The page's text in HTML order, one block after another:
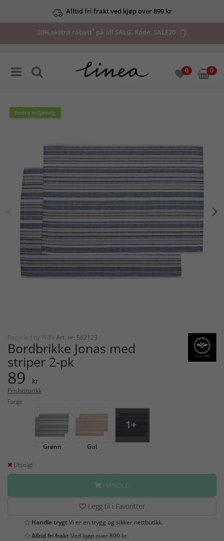
Alltid fri frakt ved kjøp over 899 kr
20% ekstra rabatt* på all SALG. Kode: SALE20
0 0
Bedre miljøvalg
Recycled by Wille Art. nr: 562123
Bordbrikke Jonas med
striper 2-pk
89 kr
Prishistorikk
Farge
Grønn Gul
1+
Utsolgt
HANDLE
Legg til i Favoritter
Handle trygtVi er en trygg og sikker nettbutikk.
Alltid fri fraktVed kjøp over 899 kr.